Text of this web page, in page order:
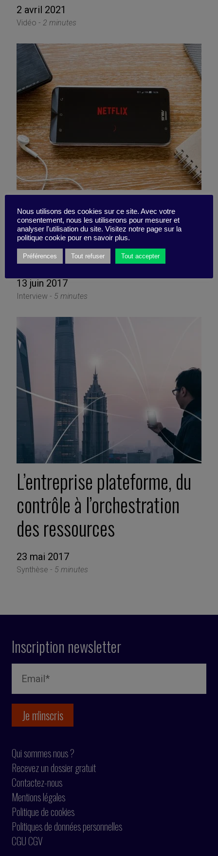
2 avril 2021
Vidéo - 2 minutes
Netflix, l’organisation
plateforme au service de
l’agilité
13 juin 2017
Interview - 5 minutes
L’entreprise plateforme, du
contrôle à l’orchestration
des ressources
23 mai 2017
Synthèse - 5 minutes
Inscription newsletter
Qui sommes nous ?
Recevez un dossier gratuit
Contactez-nous
Mentions légales
Politique de cookies
Politiques de données personnelles
CGU CGV
Nous utilisons des cookies sur ce site. Avec votre
consentement, nous les utiliserons pour mesurer et
analyser l'utilisation du site. Visitez notre page sur la
politique cookie pour en savoir plus.
Préférences Tout refuser Tout accepter